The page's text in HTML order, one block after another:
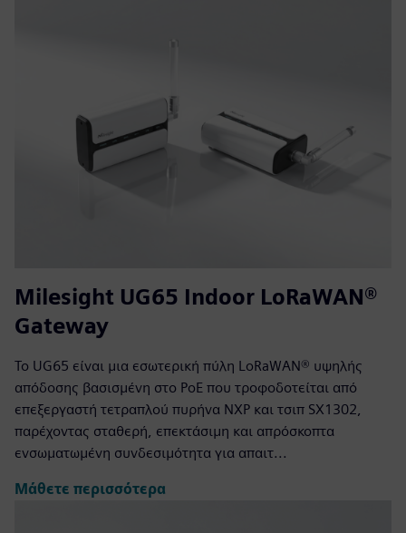
Milesight UG65 Indoor LoRaWAN®
Gateway
Το UG65 είναι μια εσωτερική πύλη LoRaWAN® υψηλής
απόδοσης βασισμένη στο PoE που τροφοδοτείται από
επεξεργαστή τετραπλού πυρήνα NXP και τσιπ SX1302,
παρέχοντας σταθερή, επεκτάσιμη και απρόσκοπτα
ενσωματωμένη συνδεσιμότητα για απαιτ...
Μάθετε περισσότερα